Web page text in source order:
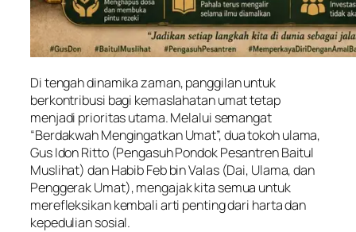
Di tengah dinamika zaman, panggilan untuk
berkontribusi bagi kemaslahatan umat tetap
menjadi prioritas utama. Melalui semangat
“Berdakwah Mengingatkan Umat”, dua tokoh ulama,
Gus Idon Ritto (Pengasuh Pondok Pesantren Baitul
Muslihat) dan Habib Feb bin Valas (Dai, Ulama, dan
Penggerak Umat), mengajak kita semua untuk
merefleksikan kembali arti penting dari harta dan
kepedulian sosial.